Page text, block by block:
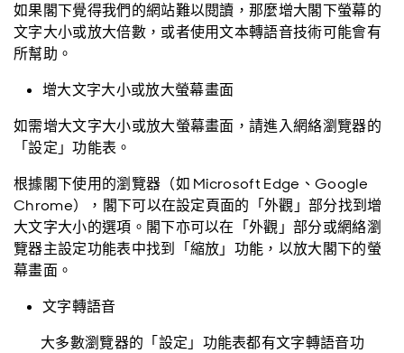
如果閣下覺得我們的網站難以閱讀，那麼增大閣下螢幕的
文字大小或放大倍數，或者使用文本轉語音技術可能會有
所幫助。
增大文字大小或放大螢幕畫面
如需增大文字大小或放大螢幕畫面，請進入網絡瀏覽器的
「設定」功能表。
根據閣下使用的瀏覽器（如 Microsoft Edge、Google
Chrome），閣下可以在設定頁面的「外觀」部分找到增
大文字大小的選項。閣下亦可以在「外觀」部分或網絡瀏
覽器主設定功能表中找到「縮放」功能，以放大閣下的螢
幕畫面。
文字轉語音
大多數瀏覽器的「設定」功能表都有文字轉語音功